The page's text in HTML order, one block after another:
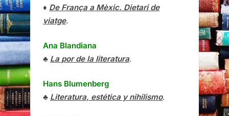
♦ De França a Mèxic. Dietari de
viatge.
Ana Blandiana
♣ La por de la literatura.
Hans Blumenberg
♣ Literatura, estética y nihilismo.